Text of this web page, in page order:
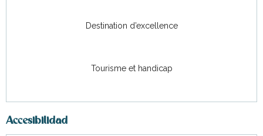
Destination d’excellence
Tourisme et handicap
Accesibilidad